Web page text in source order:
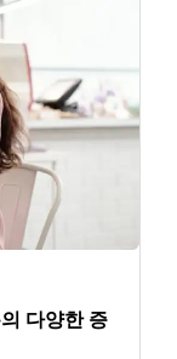
다양한 증